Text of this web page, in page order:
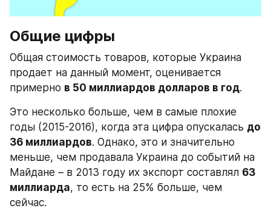
Общие цифры
Общая стоимость товаров, которые Украина
продает на данный момент, оценивается
примерно в 50 миллиардов долларов в год.
Это несколько больше, чем в самые плохие
годы (2015-2016), когда эта цифра опускалась до
36 миллиардов. Однако, это и значительно
меньше, чем продавала Украина до событий на
Майдане – в 2013 году их экспорт составлял 63
миллиарда, то есть на 25% больше, чем
сейчас.